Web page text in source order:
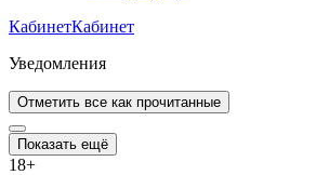
КабинетКабинет
Уведомления
Отметить все как прочитанные
Показать ещё
18+